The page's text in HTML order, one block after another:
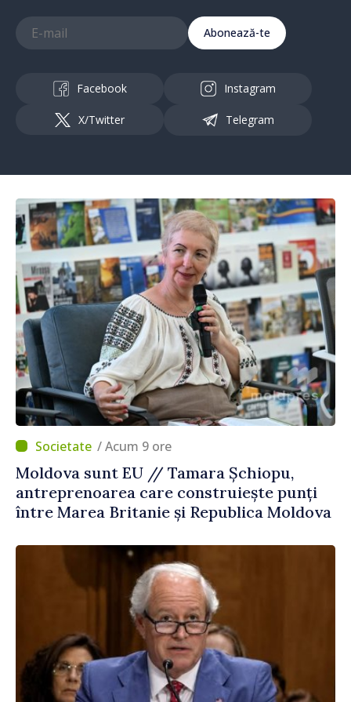
Abonează-te
Facebook Instagram
X/Twitter Telegram
/ Acum 9 ore
Moldova sunt EU // Tamara Șchiopu,
antreprenoarea care construiește punți
între Marea Britanie și Republica Moldova